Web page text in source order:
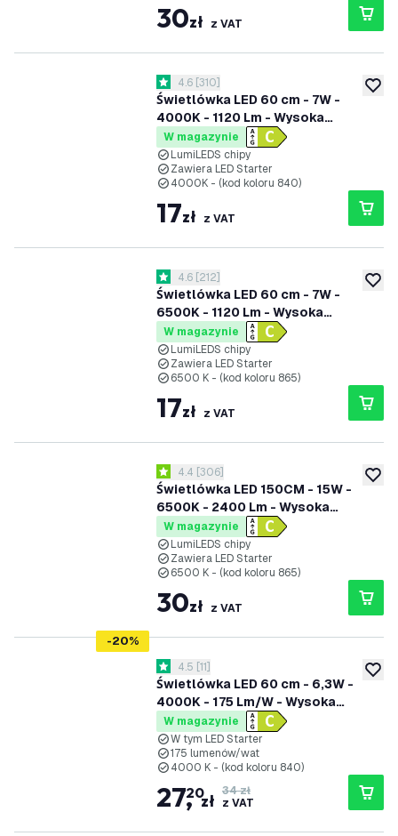
30zł z VAT
Świetlówka LED 60 cm - 7W -
4000K - 1120 Lm - Wysoka
wydajność
otwórz panel recenzji
4.6 Gwiazdki oceny
4.6 [310]
W magazynie
LumiLEDS chipy
Zawiera LED Starter
4000K - (kod koloru 840)
17zł z VAT
Świetlówka LED 60 cm - 7W -
6500K - 1120 Lm - Wysoka
wydajność
otwórz panel recenzji
4.6 Gwiazdki oceny
4.6 [212]
W magazynie
LumiLEDS chipy
Zawiera LED Starter
6500 K - (kod koloru 865)
17zł z VAT
Świetlówka LED 150CM - 15W -
6500K - 2400 Lm - Wysoka
wydajność
otwórz panel recenzji
4.4 Gwiazdki oceny
4.4 [306]
W magazynie
LumiLEDS chipy
Zawiera LED Starter
6500 K - (kod koloru 865)
30zł z VAT
-20%
Świetlówka LED 60 cm - 6,3W -
4000K - 175 Lm/W - Wysoka
wydajność - Klasa C
otwórz panel recenzji
4.5 Gwiazdki oceny
4.5 [11]
W magazynie
W tym LED Starter
175 lumenów/wat
4000 K - (kod koloru 840)
27,
20zł 34 zł
z VAT